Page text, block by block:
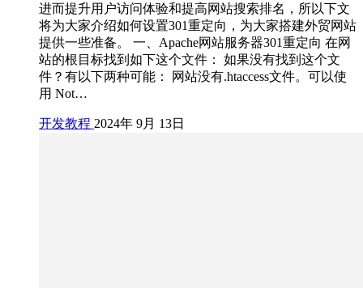
进而提升用户访问体验和提高网站搜索排名，所以下文
将为大家介绍如何设置301重定向，为大家搭建外贸网站
提供一些准备。 一、Apache网站服务器301重定向 在网
站的根目标找到如下这个文件： 如果没有找到这个文
件？有以下两种可能： 网站没有.htaccess文件。可以使
用 Not…
开发教程 2024年 9月 13日